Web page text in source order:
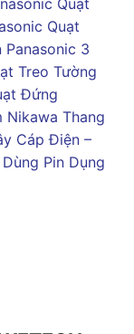
Quạt
Panasonic 3
Treo Tường
Đứng
Nikawa Thang
Cáp Điện –
Pin Dụng